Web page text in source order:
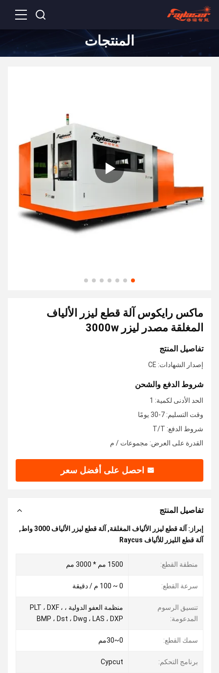
المنتجات
ماكس رايكوس آلة قطع ليزر الألياف
المغلقة مصدر ليزر 3000w
تفاصيل المنتج
إصدار الشهادات: CE
شروط الدفع والشحن
الحد الأدنى لكمية: 1
وقت التسليم: 7-30 يومًا
شروط الدفع: T/T
القدرة على العرض: مجموعات / م
تفاصيل المنتج
إبراز: آلة قطع ليزر الألياف المغلقة, آلة قطع ليزر الألياف 3000 واط
,
آلة قطع الليزر للألياف Raycus
منطقة القطع: 1500 مم * 3000 مم
سرعة القطع: 0 ~ 100 م / دقيقة
تنسيق الرسوم
المدعومة:
منظمة العفو الدولية ، PLT ، DXF ،
BMP ، Dst ، Dwg ، LAS ، DXP
سمك القطع: 0~30مم
برنامج التحكم: Cypcut